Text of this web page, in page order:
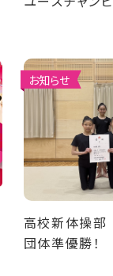
お知らせ
高校新体操
団体準優勝！